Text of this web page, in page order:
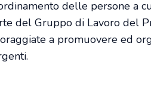
delle persone a
del Gruppo di Lavoro del
a promuovere ed